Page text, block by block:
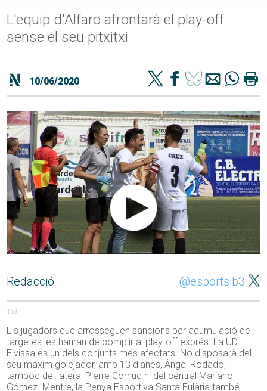
L'equip d'Alfaro afrontarà el play-off
sense el seu pitxitxi
10/06/2020
Redacció @esportsib3
168
Els jugadors que arrosseguen sancions per acumulació de
targetes les hauran de complir al play-off exprés. La UD
Eivissa és un dels conjunts més afectats. No disposarà del
seu màxim golejador, amb 13 dianes, Ángel Rodado;
tampoc del lateral Pierre Cornud ni del central Mariano
Gómez. Mentre, la Penya Esportiva Santa Eulària també